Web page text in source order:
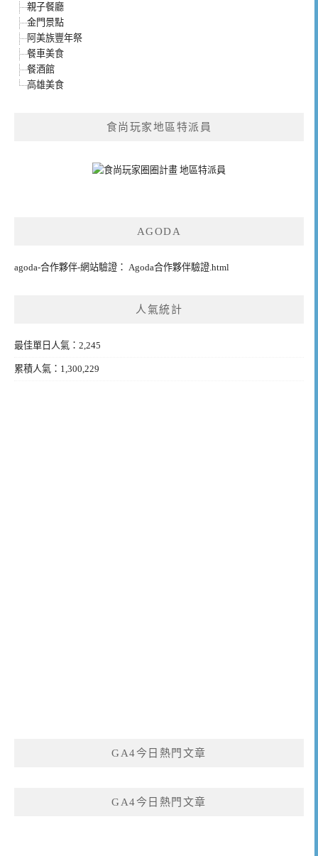
親子餐廳
金門景點
阿美族豐年祭
餐車美食
餐酒館
高雄美食
食尚玩家地區特派員
AGODA
agoda-合作夥伴-網站驗證： Agoda合作夥伴驗證.html
人氣統計
最佳單日人氣：2,245
累積人氣：1,300,229
GA4今日熱門文章
GA4今日熱門文章